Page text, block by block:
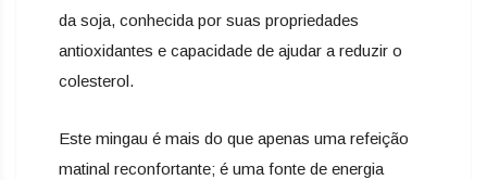
da soja, conhecida por suas propriedades
antioxidantes e capacidade de ajudar a reduzir o
colesterol.
Este mingau é mais do que apenas uma refeição
matinal reconfortante; é uma fonte de energia